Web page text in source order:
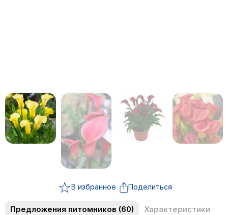
В избранное Поделиться
Предложения питомников (60)
Характеристики